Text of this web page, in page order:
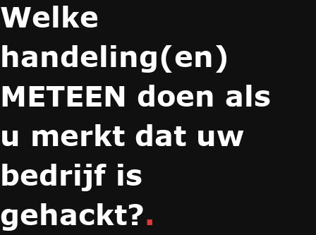
Welke
handeling(en)
METEEN doen als
u merkt dat uw
bedrijf is
gehackt?.